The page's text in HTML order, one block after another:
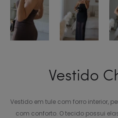
Vestido
Vestido em tule com forro interior,
com conforto. O tecido possui